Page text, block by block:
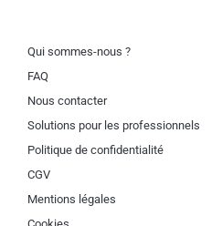
Qui sommes-nous ?
FAQ
Nous contacter
Solutions pour les professionnels
Politique de confidentialité
CGV
Mentions légales